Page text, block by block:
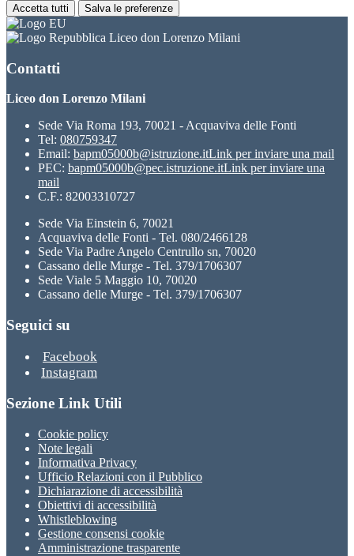
Accetta tutti Salva le preferenze
Liceo don Lorenzo Milani
Contatti
Liceo don Lorenzo Milani
Sede Via Roma 193, 70021 - Acquaviva delle Fonti
Tel: 080759347
Email: bapm05000b@istruzione.itLink per inviare una mail
PEC: bapm05000b@pec.istruzione.itLink per inviare una
mail
C.F.: 82003310727
Sede Via Einstein 6, 70021
Acquaviva delle Fonti - Tel. 080/2466128
Sede Via Padre Angelo Centrullo sn, 70020
Cassano delle Murge - Tel. 379/1706307
Sede Viale 5 Maggio 10, 70020
Cassano delle Murge - Tel. 379/1706307
Seguici su
Facebook
Instagram
Sezione Link Utili
Cookie policy
Note legali
Informativa Privacy
Ufficio Relazioni con il Pubblico
Dichiarazione di accessibilità
Obiettivi di accessibilità
Whistleblowing
Gestione consensi cookie
Amministrazione trasparente